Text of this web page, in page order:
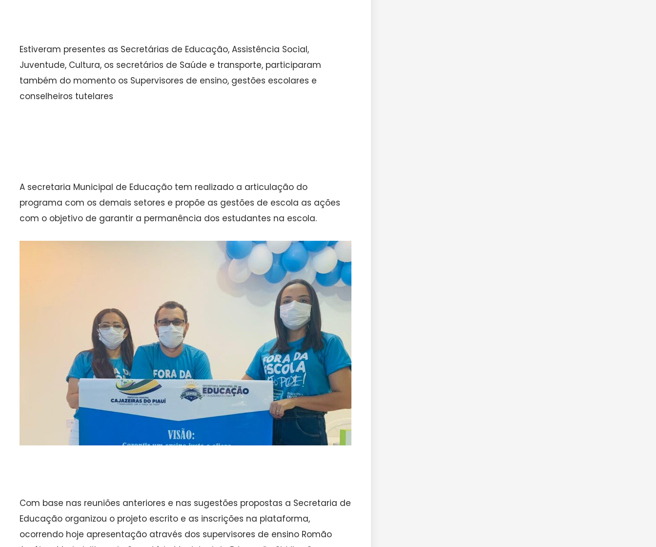
Estiveram presentes as Secretárias de Educação, Assistência Social,
Juventude, Cultura, os secretários de Saúde e transporte, participaram
também do momento os Supervisores de ensino, gestões escolares e
conselheiros tutelares
A secretaria Municipal de Educação tem realizado a articulação do
programa com os demais setores e propõe as gestões de escola as ações
com o objetivo de garantir a permanência dos estudantes na escola.
Com base nas reuniões anteriores e nas sugestões propostas a Secretaria de
Educação organizou o projeto escrito e as inscrições na plataforma,
ocorrendo hoje apresentação através dos supervisores de ensino Romão